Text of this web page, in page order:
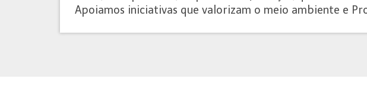
​Apoiamos iniciativas que valorizam o meio ambiente e